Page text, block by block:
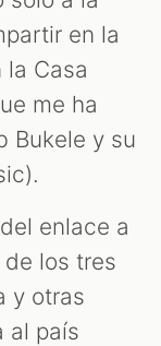
en la
Casa
me ha
Bukele y su
enlace a
los tres
y otras
al país